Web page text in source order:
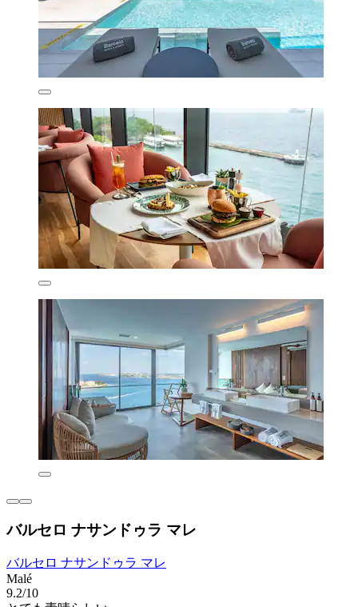
バルセロ ナサンドゥラ マレ
バルセロ ナサンドゥラ マレ
Malé
9.2/10